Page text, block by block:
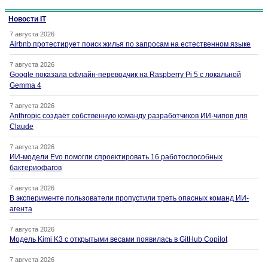
Новости IT
7 августа 2026
Airbnb протестирует поиск жилья по запросам на естественном языке
7 августа 2026
Google показала офлайн-переводчик на Raspberry Pi 5 с локальной
Gemma 4
7 августа 2026
Anthropic создаёт собственную команду разработчиков ИИ-чипов для
Claude
7 августа 2026
ИИ-модели Evo помогли спроектировать 16 работоспособных
бактериофагов
7 августа 2026
В эксперименте пользователи пропустили треть опасных команд ИИ-
агента
7 августа 2026
Модель Kimi K3 с открытыми весами появилась в GitHub Copilot
7 августа 2026